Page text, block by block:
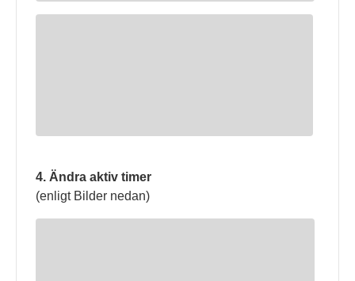
4. Ändra aktiv timer
(enligt Bilder nedan)